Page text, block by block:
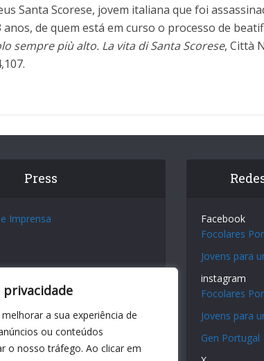
privacidade
a sua experiência de
ou conteúdos
o nosso tráfego. Ao clicar em
Santa Scorese, jovem italiana que foi
anos, de quem está em curso o processo de
sempre più alto. La vita di Santa Scorese, Città
Press
Imprensa
Facebook
Focolares
Jovens para
instagram
Focolares
Jovens para
Gen Portugal